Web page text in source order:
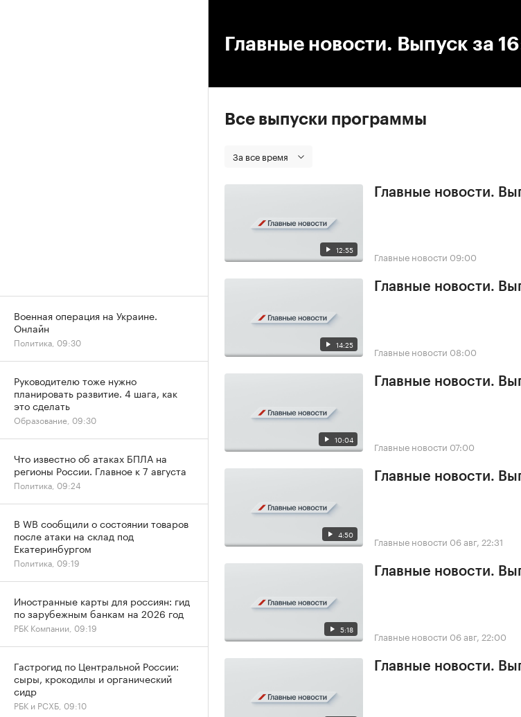
Главные новости. Выпуск за
Все выпуски программы
За все время
12:55
Главные новости.
Главные новости 09:00
14:25
Главные новости.
Главные новости 08:00
10:04
Главные новости.
Главные новости 07:00
4:50
Главные новости.
Главные новости 06 авг, 22:31
5:18
Главные новости.
Главные новости 06 авг, 22:00
Главные новости.
Военная операция на Украине.
Онлайн
Политика, 09:30
Руководителю тоже нужно
планировать развитие. 4 шага, как
это сделать
Образование, 09:30
Что известно об атаках БПЛА на
регионы России. Главное к 7 августа
Политика, 09:24
В WB сообщили о состоянии товаров
после атаки на склад под
Екатеринбургом
Политика, 09:19
Иностранные карты для россиян: гид
по зарубежным банкам на 2026 год
РБК Компании, 09:19
Гастрогид по Центральной России:
сыры, крокодилы и органический
сидр
РБК и РСХБ, 09:10